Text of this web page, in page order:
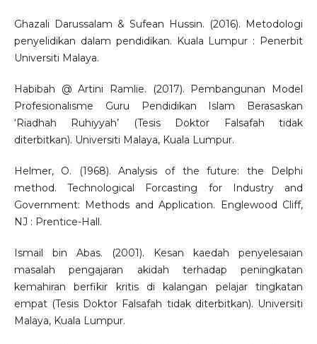
Ghazali Darussalam & Sufean Hussin. (2016). Metodologi
penyelidikan dalam pendidikan. Kuala Lumpur : Penerbit
Universiti Malaya.
Habibah @ Artini Ramlie. (2017). Pembangunan Model
Profesionalisme Guru Pendidikan Islam Berasaskan
‘Riadhah Ruhiyyah’ (Tesis Doktor Falsafah tidak
diterbitkan). Universiti Malaya, Kuala Lumpur.
Helmer, O. (1968). Analysis of the future: the Delphi
method. Technological Forcasting for Industry and
Government: Methods and Application. Englewood Cliff,
NJ : Prentice-Hall.
Ismail bin Abas. (2001). Kesan kaedah penyelesaian
masalah pengajaran akidah terhadap peningkatan
kemahiran berfikir kritis di kalangan pelajar tingkatan
empat (Tesis Doktor Falsafah tidak diterbitkan). Universiti
Malaya, Kuala Lumpur.